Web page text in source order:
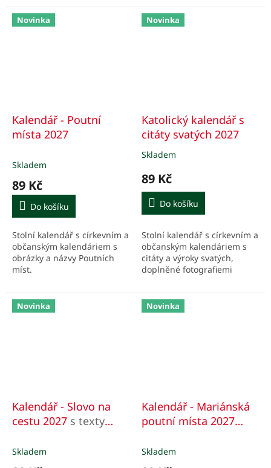
patří povrch, jenž ale
odkazuje k hloubce....
nejbližší, přátele,
spolupracovníky nebo
spolužáky.
Novinka
Kalendář - Poutní
místa 2027
Skladem
89 Kč
Do košíku
Stolní kalendář s církevním a
občanským kalendáriem s
obrázky a názvy Poutních
míst.
Novinka
Katolický kalendář s
citáty svatých 2027
Průměrné
produktu
je
5,0
z
hvězdiček.
Skladem
89 Kč
Do košíku
Stolní kalendář s církevním a
občanským kalendáriem s
citáty a výroky svatých,
doplněné fotografiemi
Novinka
Kalendář - Slovo na
cestu 2027 s texty
Posáda, pomocného -
světícího biskupa
Skladem
Novinka
Kalendář - Mariánská
poutní místa 2027
Slezska
Skladem